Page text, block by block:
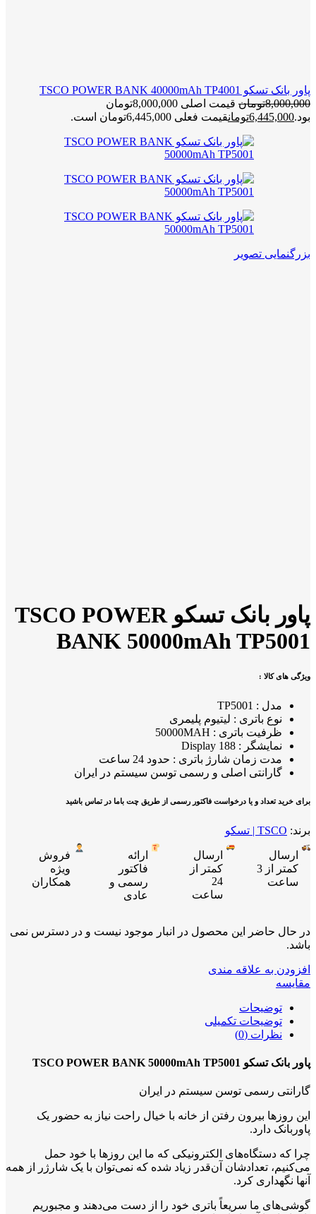
پاور بانک تسکو TSCO POWER BANK 40000mAh TP4001
8,000,000تومان
قیمت اصلی 8,000,000تومان
بود.6,445,000تومانقیمت فعلی 6,445,000تومان است.
بزرگنمایی تصویر
پاور بانک تسکو TSCO POWER
BANK 50000mAh TP5001
ویژگی های کالا :
مدل : TP5001
نوع باتری : لیتیوم پلیمری
ظرفیت باتری : 50000MAH
نمایشگر : Display 188
مدت زمان شارژ باتری : حدود 24 ساعت
گارانتی اصلی و رسمی توسن سیستم در ایران
برای خرید تعداد و یا درخواست فاکتور رسمی از طریق چت باما در تماس باشید
برند: TSCO | تسکو
ارسال
کمتر از 3
ساعت
ارسال
کمتر از
24
ساعت
ارائه
فاکتور
رسمی و
عادی
فروش
ویژه
همکاران
در حال حاضر این محصول در انبار موجود نیست و در دسترس نمی
باشد.
افزودن به علاقه مندی
مقایسه
توضیحات
توضیحات تکمیلی
نظرات (0)
پاور بانک تسکو TSCO POWER BANK 50000mAh TP5001
گارانتی رسمی توسن سیستم در ایران
این روزها بیرون رفتن از خانه با خیال راحت نیاز به حضور یک
پاوربانک دارد.
چرا که دستگاه‌های الکترونیکی که ما این روزها با خود حمل
می‌کنیم، تعدادشان آن‌قدر زیاد شده که نمی‌توان با یک شارژر از همه
آنها نگهداری کرد.
گوشی‌های ما سریعاً باتری خود را از دست می‌دهند و مجبوریم